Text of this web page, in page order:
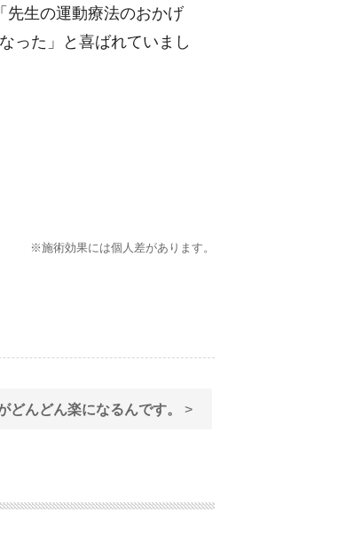
先生の運動療法のおかげ
った」と喜ばれていまし
※施術効果には個人差があります。
どんどん楽になるんです。 >